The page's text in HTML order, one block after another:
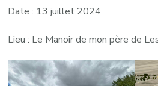
Date : 13 juillet 2024
Lieu : Le Manoir de mon père de